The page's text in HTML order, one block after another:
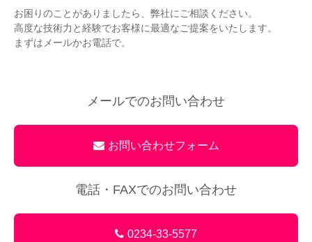
お困りのことがありましたら、弊社にご相談ください。
高度な技術力と経験でお客様に最適なご提案をいたします。
まずはメールかお電話で。
メールでのお問い合わせ
お問い合わせフォーム
電話・FAXでのお問い合わせ
0234-33-5577